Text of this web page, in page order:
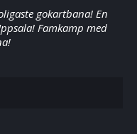
gokartbana! En
Famkamp med